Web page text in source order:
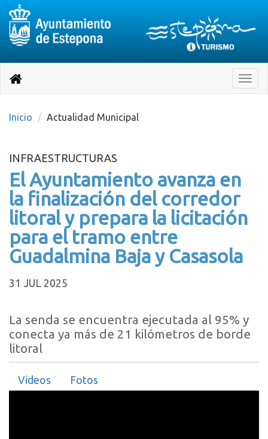
página
Toggle
Destino:
Volver
inicio
Inicio Actualidad Municipal
INFRAESTRUCTURAS
El Ayuntamiento avanza en
la finalización del corredor
litoral y prepara la licitación
para el tramo entre
Guadalmina Baja y Casasola
31 JUL 2025
La senda se encuentra ejecutada al 95% y
conecta ya más de 21 kilómetros de borde
litoral
Videos Fotos